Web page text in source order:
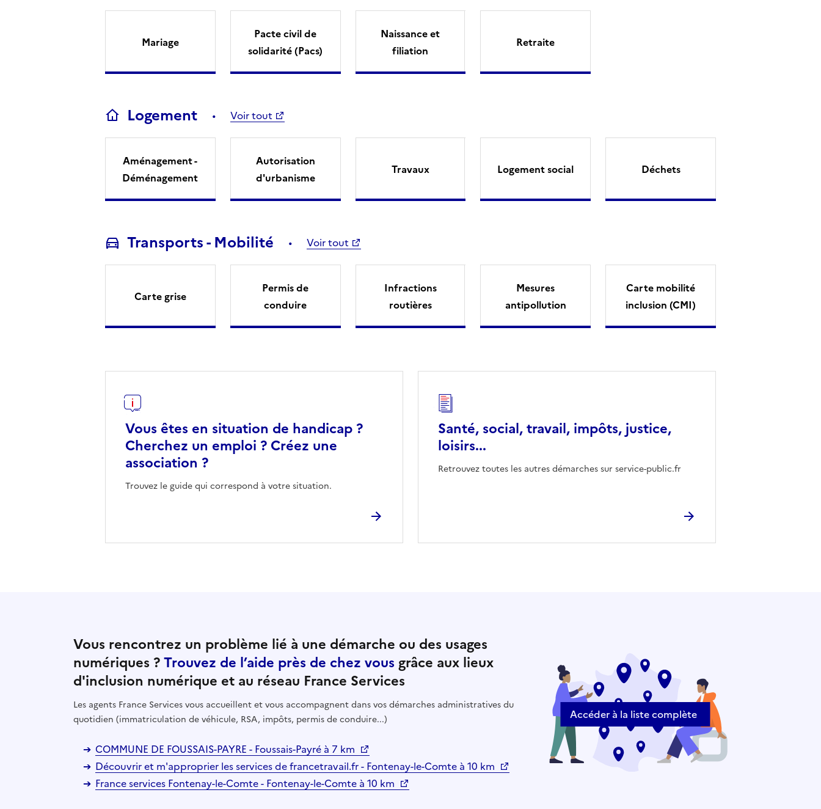
Mariage
Pacte civil de
solidarité (Pacs)
Naissance et
filiation
Retraite
Logement Voir tout
Aménagement -
Déménagement
Autorisation
d'urbanisme
Travaux Logement social Déchets
Transports - Mobilité Voir tout
Carte grise
Permis de
conduire
Infractions
routières
Mesures
antipollution
Carte mobilité
inclusion (CMI)
Vous êtes en situation de handicap ?
Cherchez un emploi ? Créez une
association ?
Trouvez le guide qui correspond à votre situation.
Santé, social, travail, impôts, justice,
loisirs...
Retrouvez toutes les autres démarches sur service-public.fr
Vous rencontrez un problème lié à une démarche ou des usages
numériques ?Trouvez de l’aide près de chez vous grâce aux lieux
d'inclusion numérique et au réseau France Services
Les agents France Services vous accueillent et vous accompagnent dans vos démarches administratives du
quotidien (immatriculation de véhicule, RSA, impôts, permis de conduire...)
COMMUNE DE FOUSSAIS-PAYRE - Foussais-Payré à 7 km
Découvrir et m'approprier les services de francetravail.fr - Fontenay-le-Comte à 10 km
France services Fontenay-le-Comte - Fontenay-le-Comte à 10 km
Accéder à la liste complète